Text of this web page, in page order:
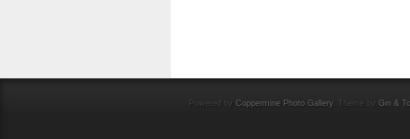
Powered by Coppermine Photo Gallery. Theme by Gin &